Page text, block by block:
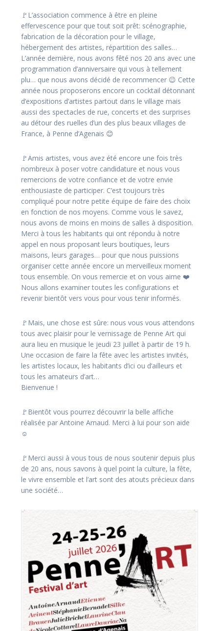
🚩L’association commence à être en pleine
effervescence pour que tout soit prêt: scénographie,
fabrication de la décoration pour le village,
hébergement des artistes, répartition des salles…
L’année dernière, nous avons fêté nos 20 ans avec une
programmation d’anniversaire qui vous à tellement
plu… que nous avons décidé de recommencer 😉 Cette
année nous proposerons encore un cocktail détonnant
d’expositions d’artistes partout dans le village mais
aussi des spectacles de rue, concerts et des surprises
au détour des ruelles d’un des plus beaux villages de
France, à Penne d’Agenais 😊
🚩Amis artistes, vous avez été encore une fois très
nombreux à poser votre candidature et nous vous
remercions de votre confiance et de votre envie
enthousiaste de participer. C’est toujours très
compliqué pour notre petite équipe de faire des choix
en fonction de nos moyens. Comme vous le savez,
nous avons de moins en moins de salles à disposition.
Merci à tous les habitants qui ont répondu à notre
appel en nous proposant leurs boutiques, leurs
maisons, leurs garages… pour que nous puissions
organiser cette année encore un merveilleux moment
tous ensemble. On vous remercie et on vous aime ❤️
Nous allons examiner toutes les configurations et
revenir bientôt vers vous pour vous tenir informés.
🚩Mais, une chose est sûre: nous vous vous attendons
tous avec plaisir pour le vernissage de Penne Art qui
aura lieu en musique le jeudi 23 juillet à partir de 19 h.
Une occasion de faire la fête avec les artistes invités,
les artistes locaux, les habitants d’ici ou d’ailleurs et
tous les amateurs d’art…
Bienvenue !
🚩Bientôt vous pourrez découvrir la belle affiche
réalisée par Antoine Arnaud. Merci à lui pour son aide
☺️
🚩Merci aussi à vous tous de nous soutenir depuis plus
de 20 ans, nous savons à quel point la culture, la fête,
le vivre ensemble et l’art sont des atouts précieux dans
une société…